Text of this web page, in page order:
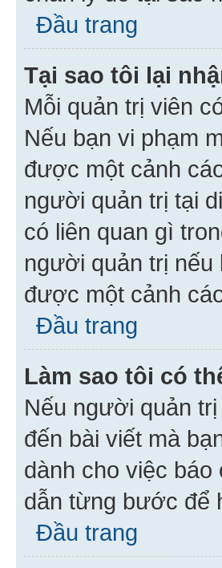
Đầu trang
Tại sao tôi lại
Mỗi quản trị viên
Nếu bạn vi phạm
được một cảnh
người quản trị tại
có liên quan gì
người quản trị nếu
được một cảnh
Đầu trang
Làm sao tôi có
Nếu người quản
đến bài viết mà
dành cho việc
dẫn từng bước để
Đầu trang